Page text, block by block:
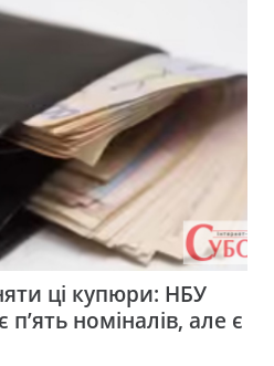
ці купюри: НБУ
номіналів, але є